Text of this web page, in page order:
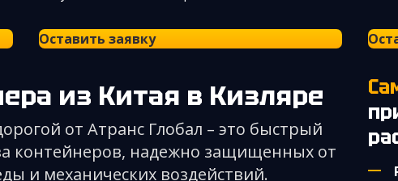
Оставить заявку
из Китая в Кизляре
от Атранс Глобал – это быстрый
контейнеров, надежно защищенных от
и механических воздействий.